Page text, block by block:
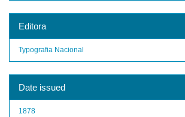
Editora
Typografia Nacional
Date issued
1878